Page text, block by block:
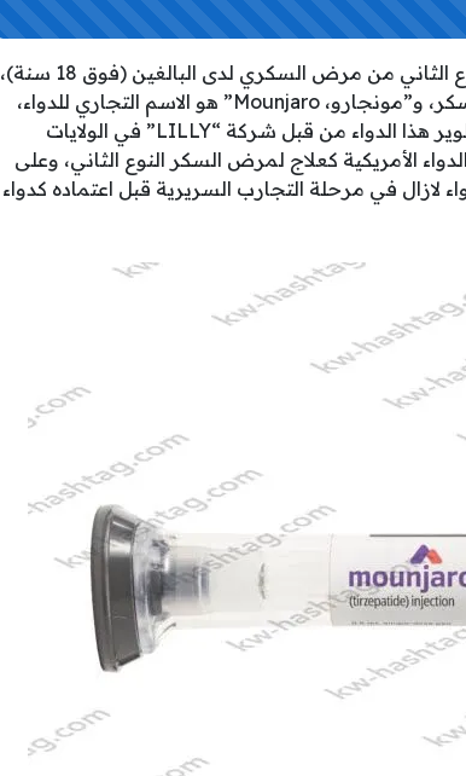
ابرة مونجارو هي ابرة تستخدم بشكل أساسي في علاج النوع الثاني من مرض السكري لدى البالغين (فوق 18 سنة)،
ومن غير المجدي استخدامها لعلاج الأنواع الأخرى من داء السكر، و”مونجارو، Mounjaro” هو الاسم التجاري للدواء،
أما الاسم العلمي فهو “تيرزيباتيد، Tirzepatide”، وقد تم تطوير هذا الدواء من قبل شركة “LILLY” في الولايات
الأمريكية كعلاج لمرض السكر النوع الثاني، وعلى
لازال في مرحلة التجارب السريرية قبل اعتماده كدواء